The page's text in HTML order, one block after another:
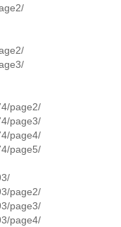
page2/
page3/
page4/
page5/
page2/
page3/
page4/